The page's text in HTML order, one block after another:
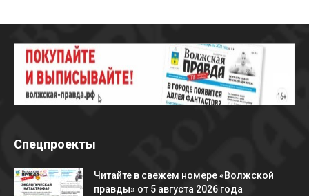
Спецпроекты
Читайте в свежем номере «Волжской
правды» от 5 августа 2026 года